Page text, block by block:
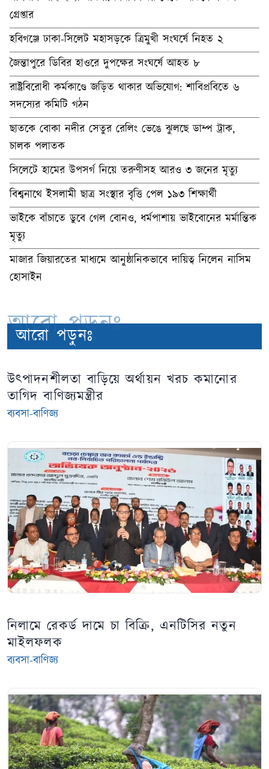
গ্রেপ্তার
হবিগঞ্জে ঢাকা-সিলেট মহাসড়কে ত্রিমুখী সংঘর্ষে নিহত ২
জৈন্তাপুরে ডিবির হাওরে দুপক্ষের সংঘর্ষে আহত ৮
রাষ্ট্রবিরোধী কর্মকাণ্ডে জড়িত থাকার অভিযোগ: শাবিপ্রবিতে ৬
সদস্যের কমিটি গঠন
ছাতকে বোকা নদীর সেতুর রেলিং ভেঙে ঝুলছে ডাম্প ট্রাক,
চালক পলাতক
সিলেটে হামের উপসর্গ নিয়ে তরুণীসহ আরও ৩ জনের মৃত্যু
বিশ্বনাথে ইসলামী ছাত্র সংস্থার বৃত্তি পেল ১৯৩ শিক্ষার্থী
ভাইকে বাঁচাতে ডুবে গেল বোনও, ধর্মপাশায় ভাইবোনের মর্মান্তিক
মৃত্যু
মাজার জিয়ারতের মাধ্যমে আনুষ্ঠানিকভাবে দায়িত্ব নিলেন নাসিম
হোসাইন
আরো পড়ুনঃ
আরো পড়ুনঃ
উৎপাদনশীলতা বাড়িয়ে অর্থায়ন খরচ কমানোর
তাগিদ বাণিজ্যমন্ত্রীর
ব্যবসা-বাণিজ্য
নিলামে রেকর্ড দামে চা বিক্রি, এনটিসির নতুন
মাইলফলক
ব্যবসা-বাণিজ্য